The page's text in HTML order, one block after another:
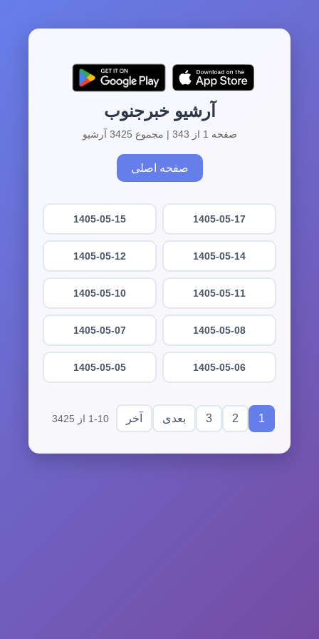
آرشیو خبرجنوب
صفحه 1 از 343 | مجموع 3425 آرشیو
صفحه اصلی
1405-05-17
1405-05-15
1405-05-14
1405-05-12
1405-05-11
1405-05-10
1405-05-08
1405-05-07
1405-05-06
1405-05-05
1
2
3 بعدی آخر 1-10 از 3425